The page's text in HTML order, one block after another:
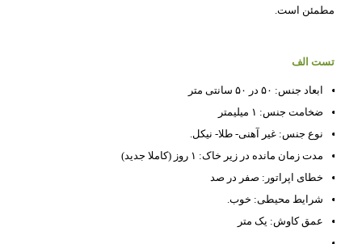
مطمئن است.
تست الف
ابعاد جنس: ۵۰ در ۵۰ سانتی متر
ضخامت جنس: ۱ میلیمتر
نوع جنس: غیر آهنی- طلا- نیکل.
مدت زمان مانده در زیر خاک: ۱ روز (کاملا جدید)
خطای اپراتور: صفر در صد
شرایط محیطی: خوب.
عمق کاوش: یک متر